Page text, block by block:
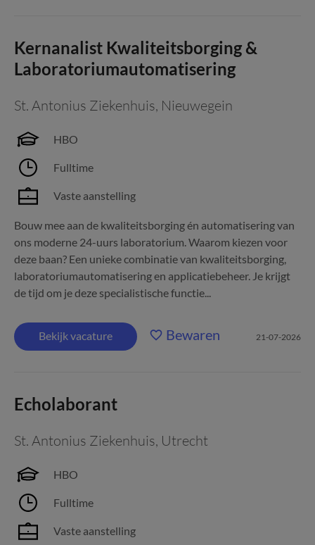
Kernanalist Kwaliteitsborging &
Laboratoriumautomatisering
St. Antonius Ziekenhuis, Nieuwegein
HBO
Fulltime
Vaste aanstelling
Bouw mee aan de kwaliteitsborging én automatisering van
ons moderne 24-uurs laboratorium. Waarom kiezen voor
deze baan? Een unieke combinatie van kwaliteitsborging,
laboratoriumautomatisering en applicatiebeheer. Je krijgt
de tijd om je deze specialistische functie...
Bekijk vacature Bewaren 21-07-2026
Echolaborant
St. Antonius Ziekenhuis, Utrecht
HBO
Fulltime
Vaste aanstelling